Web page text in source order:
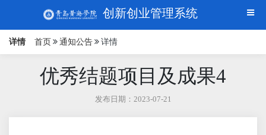
创新创业管理系统
详情 首页 通知公告 详情
优秀结题项目及成果4
发布日期：2023-07-21